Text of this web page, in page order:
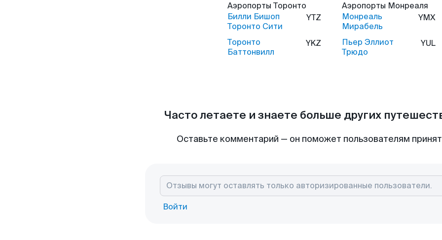
Аэропорты Торонто
Билли Бишоп
Торонто Сити
YTZ
Торонто
Баттонвилл
YKZ
Аэропорты Монреаля
Монреаль
Мирабель
YMX
Пьер Эллиот
Трюдо
YUL
Часто летаете и знаете больше других
Оставьте комментарий — он поможет пользователям
Войти